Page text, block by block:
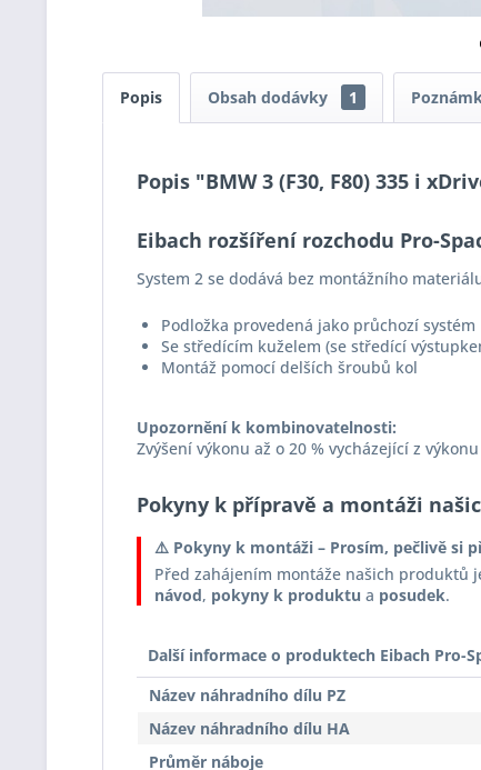
Popis Obsah dodávky 1
Popis "BMW 3 (F30, F80) 335 i
Eibach rozšíření rozchodu Pro-
System 2 se dodává bez montážního
Podložka provedená jako průchozí systém
Se středícím kuželem (se středící
Montáž pomocí delších šroubů kol
Upozornění k kombinovatelnosti:
Zvýšení výkonu až o 20 % vycházející z
Pokyny k přípravě a montáži
⚠️ Pokyny k montáži – Prosím, pečlivě si
Před zahájením montáže našich produktů
návod, pokyny k produktu a posudek.
Další informace o produktech Eibach Pro-
Název náhradního dílu PZ
Název náhradního dílu HA
Průměr náboje